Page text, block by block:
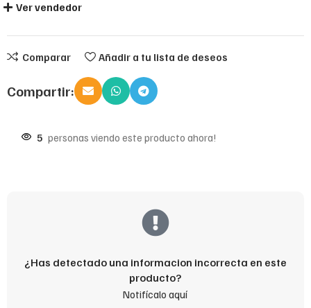
Ver vendedor
Comparar Añadir a tu lista de deseos
Compartir:
5 personas viendo este producto ahora!
¿Has detectado una informacion incorrecta en este
producto?
Notifícalo aquí